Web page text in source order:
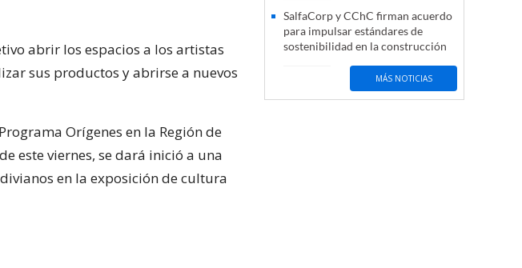
abrir los espacios a los artistas
sus productos y abrirse a nuevos
Orígenes en la Región de
este viernes, se dará inició a una
en la exposición de cultura
SalfaCorp y CChC firman acuerdo
para impulsar estándares de
sostenibilidad en la construcción
MÁS NOTICIAS